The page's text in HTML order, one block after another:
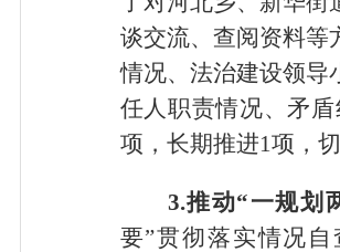
谈交流、查阅资料等
情况、法治建设领导
任人职责情况、矛
项，长期推进1项，
3.推动“一规划
要”贯彻落实情况